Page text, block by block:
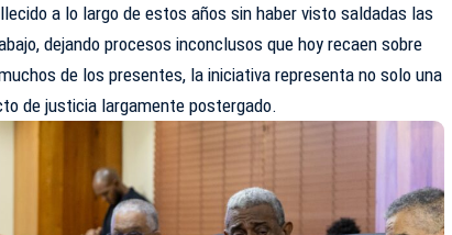
a lo largo de estos años sin haber visto saldadas las
dejando procesos inconclusos que hoy recaen sobre
de los presentes, la iniciativa representa no solo una
de justicia largamente postergado.